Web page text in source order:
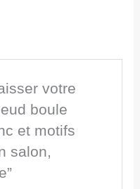
votre
boule
et motifs
salon,